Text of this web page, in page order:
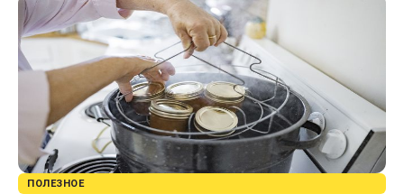
ПОЛЕЗНОЕ